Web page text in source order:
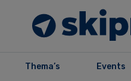
Thema’s Events